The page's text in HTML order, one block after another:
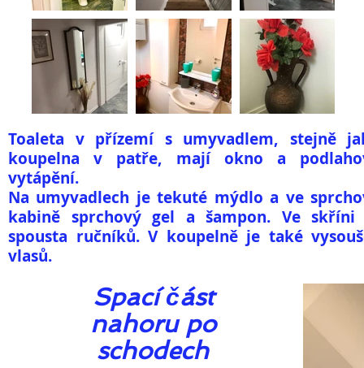
Toaleta v přízemí s umyvadlem, stejně
koupelna v patře, mají okno a
vytápění.
Na umyvadlech je tekuté mýdlo a ve
kabině sprchový gel a šampon. Ve skříni
spousta ručníků. V koupelně je také
vlasů.
Spací část
nahoru po
schodech